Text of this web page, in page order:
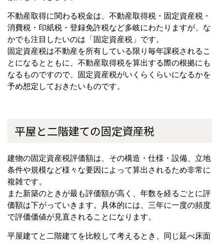
不動産取得に関わる税金は、不動産取得税・固定資産税・
消費税・印紙税・登録免許税など多岐にわたりますが、な
かでも注目したいのは「固定資産税」です。
固定資産税は不動産を所有している限り毎年課税されるこ
とになるとともに、不動産取得税を算出する際の根拠にも
なるものですので、固定資産税がいくらくらいになるかを
予め想定しておきたいものです。
平屋と二階建ての固定資産税
建物の固定資産税評価額は、その構造・仕様・設備、立地
条件や規模など様々な要因によって算出されるため非常に
複雑です。
また新築のときが最も評価額が高く、年数を経るごとに評
価額は下がっていきます。具体的には、三年に一度の頻度
で評価価値が見直されることになります。
平屋建てと二階建てを比較して考えるとき、同じ延べ床面